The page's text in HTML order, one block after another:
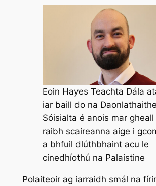
Eoin Hayes Teachta Dála
iar baill do na Daonlathaithe
Sóisialta é anois mar gheall
raibh scaireanna aige i
a bhfuil dlúthbhaint acu le
cinedhíothú na Palaistine
Polaiteoir ag iarraidh smál na